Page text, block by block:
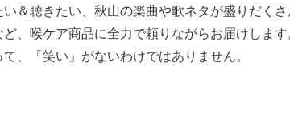
＆聴きたい、秋山の楽曲や歌ネタが盛りだく
、喉ケア商品に全力で頼りながらお届けします
、「笑い」がないわけではありません。